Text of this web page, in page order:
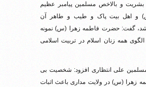
بشریت و بالاخص مسلمین پیامبر عظیم
و اهل بیت پاک و طیب و طاهر آن
گفت: حضرت فاطمه زهرا (س) نمونه
همه زنان اسلام در تربیت اسلامی
علی انتظاری افزود: شخصیت بی
زهرا (س) در ولایت مداری باعث اثبات